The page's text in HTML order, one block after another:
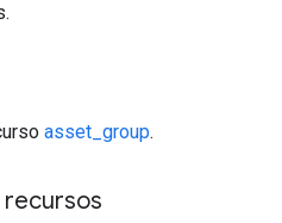
asset_group.